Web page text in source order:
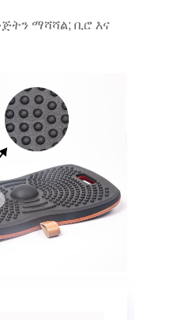
ማሻሻል; ቢሮ እና